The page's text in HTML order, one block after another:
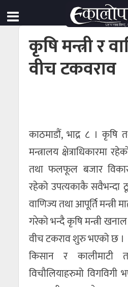
कृषि मन्त्री र
वीच टकवराव
काठमाडौं, भाद्र ८ । कृषि
मन्त्रालय क्षेत्राधिकारमा
तथा फलफूल बजार
रहेको उपत्यकाकै सवैभन्दा
वाणिज्य तथा आपूर्ति मन्त्री
गरेको भन्दै कृषि मन्त्री खनाल
वीच टकराव शुरु भएको छ ।
किसान र कालीमाटी
विचौलियाहरुमो विगविगी